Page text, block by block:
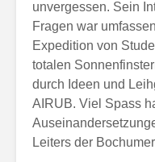
unvergessen. Sein
Fragen war
Expedition von
totalen
durch Ideen und
AIRUB. Viel Spass
Leiters der